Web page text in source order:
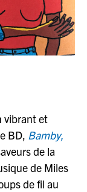
vibrant et
BD, Bamby,
de la
de Miles
de fil au